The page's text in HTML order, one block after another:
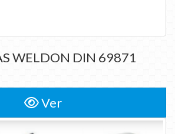
WELDON DIN 69871
Ver